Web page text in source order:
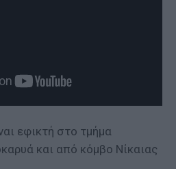
εφικτή στο τμήμα
και από κόμβο Νίκαιας